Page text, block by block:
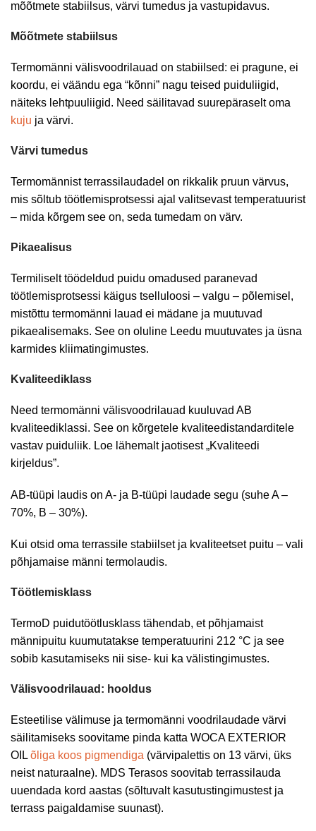
mõõtmete stabiilsus, värvi tumedus ja vastupidavus.
Mõõtmete stabiilsus
Termomänni välisvoodrilauad on stabiilsed: ei pragune, ei
koordu, ei väändu ega “kõnni” nagu teised puiduliigid,
näiteks lehtpuuliigid. Need säilitavad suurepäraselt oma
kuju ja värvi.
Värvi tumedus
Termomännist terrassilaudadel on rikkalik pruun värvus,
mis sõltub töötlemisprotsessi ajal valitsevast temperatuurist
– mida kõrgem see on, seda tumedam on värv.
Pikaealisus
Termiliselt töödeldud puidu omadused paranevad
töötlemisprotsessi käigus tselluloosi – valgu – põlemisel,
mistõttu termomänni lauad ei mädane ja muutuvad
pikaealisemaks. See on oluline Leedu muutuvates ja üsna
karmides kliimatingimustes.
Kvaliteediklass
Need termomänni välisvoodrilauad kuuluvad AB
kvaliteediklassi. See on kõrgetele kvaliteedistandarditele
vastav puiduliik. Loe lähemalt jaotisest „Kvaliteedi
kirjeldus”.
AB-tüüpi laudis on A- ja B-tüüpi laudade segu (suhe A –
70%, B – 30%).
Kui otsid oma terrassile stabiilset ja kvaliteetset puitu – vali
põhjamaise männi termolaudis.
Töötlemisklass
TermoD puidutöötlusklass tähendab, et põhjamaist
männipuitu kuumutatakse temperatuurini 212 °C ja see
sobib kasutamiseks nii sise- kui ka välistingimustes.
Välisvoodrilauad: hooldus
Esteetilise välimuse ja termomänni voodrilaudade värvi
säilitamiseks soovitame pinda katta WOCA EXTERIOR
OIL õliga koos pigmendiga (värvipalettis on 13 värvi, üks
neist naturaalne). MDS Terasos soovitab terrassilauda
uuendada kord aastas (sõltuvalt kasutustingimustest ja
terrass paigaldamise suunast).